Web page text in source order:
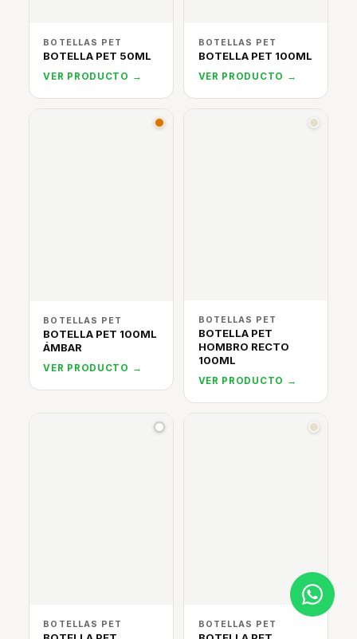
BOTELLAS PET
BOTELLA PET 50ML
VER PRODUCTO →
BOTELLAS PET
BOTELLA PET 100ML
VER PRODUCTO →
BOTELLAS PET
BOTELLA PET 100ML
ÁMBAR
VER PRODUCTO →
BOTELLAS PET
BOTELLA PET
HOMBRO RECTO
100ML
VER PRODUCTO →
BOTELLAS PET BOTELLAS PET